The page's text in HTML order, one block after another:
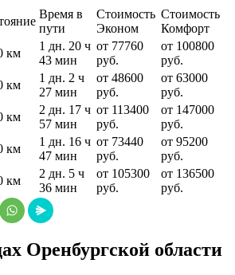
Время в
пути
Стоимость
Эконом
Стоимость
Комфорт
км
1 дн. 20 ч
43 мин
от 77760
руб.
от 100800
руб.
км
1 дн. 2 ч
27 мин
от 48600
руб.
от 63000
руб.
км
2 дн. 17 ч
57 мин
от 113400
руб.
от 147000
руб.
км
1 дн. 16 ч
47 мин
от 73440
руб.
от 95200
руб.
км
2 дн. 5 ч
36 мин
от 105300
руб.
от 136500
руб.
Оренбургской области